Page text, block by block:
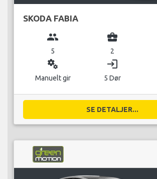
SKODA FABIA
group
5
business_center
2
miscellaneous_services
Manuelt gir
login
5 Dør
SE DETALJER...